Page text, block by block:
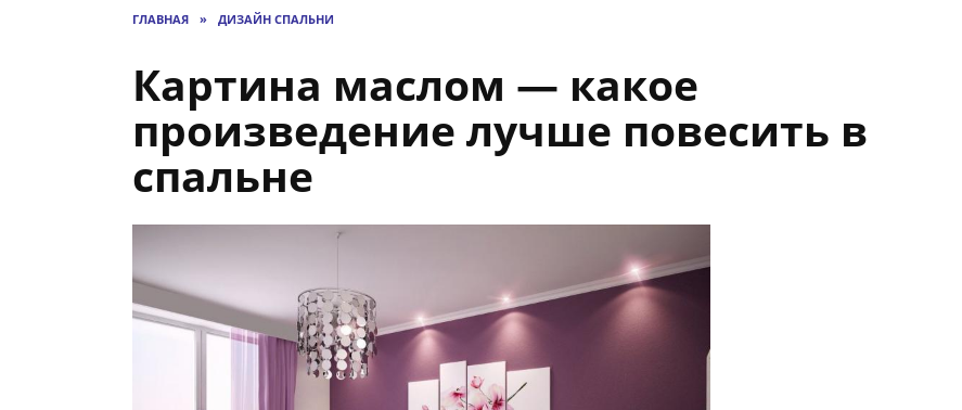
ГЛАВНАЯ » ДИЗАЙН СПАЛЬНИ
Картина маслом — какое
произведение лучше повесить в
спальне